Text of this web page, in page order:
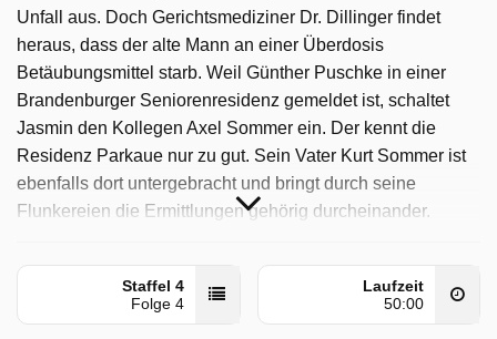
Unfall aus. Doch Gerichtsmediziner Dr. Dillinger findet
heraus, dass der alte Mann an einer Überdosis
Betäubungsmittel starb. Weil Günther Puschke in einer
Brandenburger Seniorenresidenz gemeldet ist, schaltet
Jasmin den Kollegen Axel Sommer ein. Der kennt die
Residenz Parkaue nur zu gut. Sein Vater Kurt Sommer ist
ebenfalls dort untergebracht und bringt durch seine
Flunkereien die Ermittlungen gehörig durcheinander.
Puschke einst als „Romeo-Agent“ für das Ministerium für
Staatssicherheit gearbeitet hat. Laut dem Leiter der
Residenz Julian Tietz hatten Axels Vater und Günther
Staffel 4
Folge 4
Laufzeit
50:00